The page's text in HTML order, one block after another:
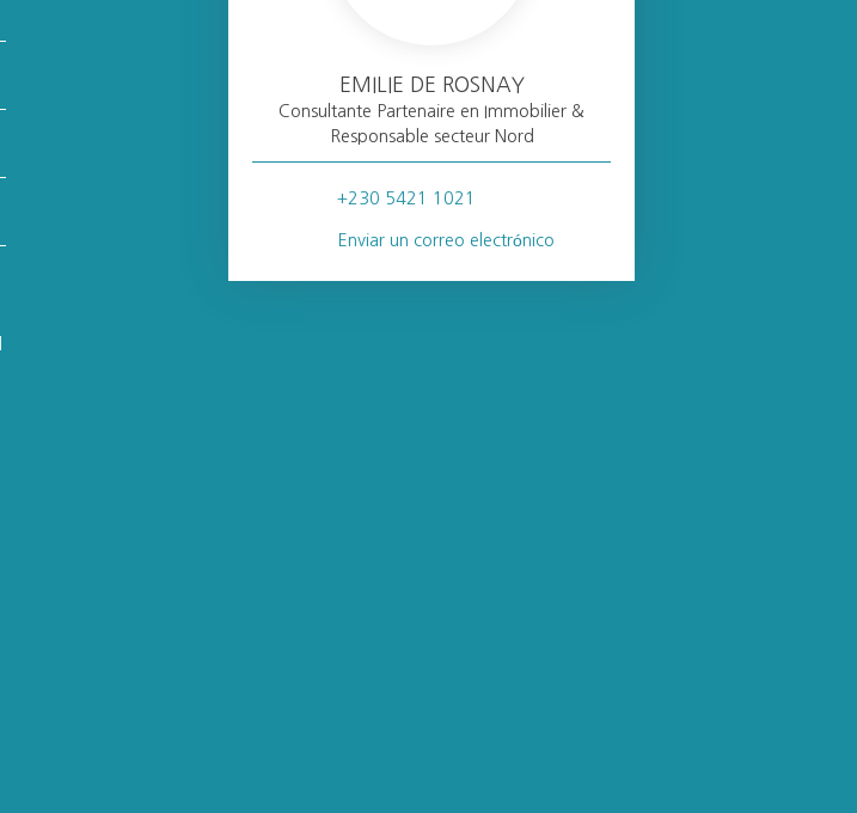
EMILIE DE ROSNAY
Consultante Partenaire en Immobilier &
Responsable secteur Nord
+230 5421 1021
Enviar un correo electrónico